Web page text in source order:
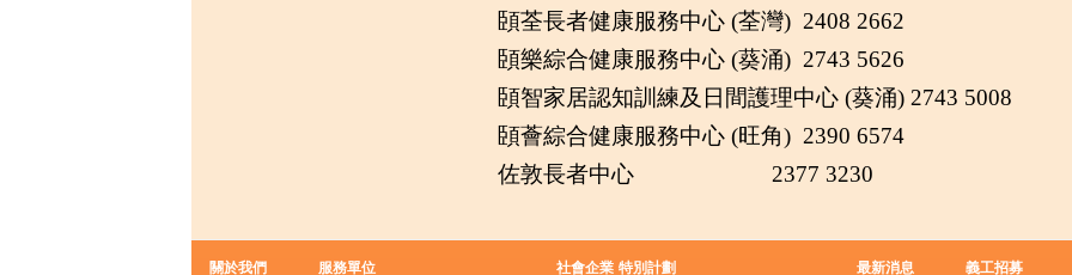
頣荃長者健康服務中心 (荃灣) 2408 2662
頣樂綜合健康服務中心 (葵涌) 2743 5626
頣智家居認知訓練及日間護理中心 (葵涌) 2743 5008
頣薈綜合健康服務中心 (旺角) 2390 6574
佐敦長者中心 2377 3230
關於我們 服務單位 社會企業 特別計劃 最新消息 義工招募